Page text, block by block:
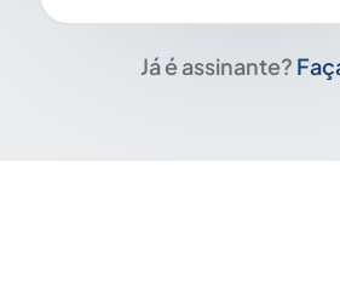
Já é assinante?